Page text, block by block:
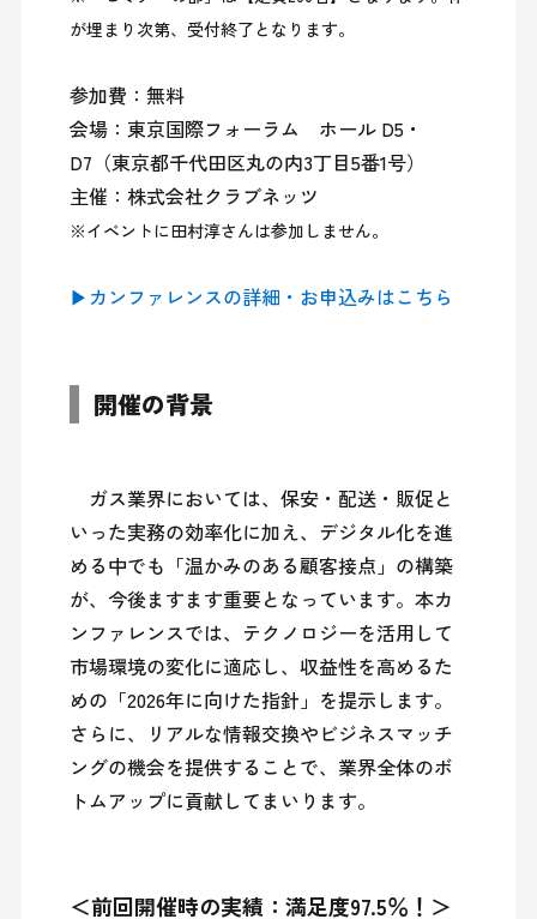
が埋まり次第、受付終了となります。
参加費：無料
会場：東京国際フォーラム　ホール D5・
D7（東京都千代田区丸の内3丁目5番1号）
※イベントに田村淳さんは参加しません。
▶カンファレンスの詳細・お申込みはこちら
開催の背景
ガス業界においては、保安・配送・販促と
いった実務の効率化に加え、デジタル化を進
める中でも「温かみのある顧客接点」の構築
が、今後ますます重要となっています。本カ
ンファレンスでは、テクノロジーを活用して
市場環境の変化に適応し、収益性を高めるた
めの「2026年に向けた指針」を提示します。
さらに、リアルな情報交換やビジネスマッチ
ングの機会を提供することで、業界全体のボ
＜前回開催時の実績：満足度97.5％！＞